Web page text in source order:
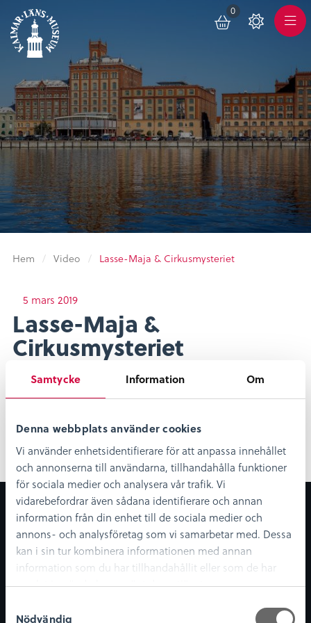
Samtycke Information Om
Denna webbplats använder cookies
Vi använder enhetsidentifierare för att anpassa innehållet
och annonserna till användarna, tillhandahålla funktioner
för sociala medier och analysera vår trafik. Vi
vidarebefordrar även sådana identifierare och annan
information från din enhet till de sociala medier och
annons- och analysföretag som vi samarbetar med. Dessa
kan i sin tur kombinera informationen med annan
information som du har tillhandahållit eller som de har
samlat in när du har använt deras tjänster.
Nödvändig
Varukorg
0 Toggle
Color
Scheme
Meny
Hem / Video / Lasse-Maja & Cirkusmysteriet
5 mars 2019
Lasse-Maja &
Cirkusmysteriet
Lasse-Majas detektivbyrå kommer till Kalmar läns
museum 29 maj 2019!
Dela
på
facebook
Dela
på
twitter
Dela
på
linkedin
Dela
på
pinterest
Om museet
Om oss
Nyheter
Lediga tjänster
Digitala tjänster
och upplevelser
Digitalt museum
KLM Play
Podcast
Bibliotekskatalogen